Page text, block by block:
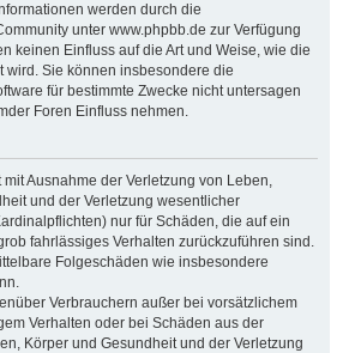
werden durch die
unter www.phpbb.de zur Verfügung
keinen Einfluss auf die Art und Weise, wie die
wird. Sie können insbesondere die
für bestimmte Zwecke nicht untersagen
Foren Einfluss nehmen.
Ausnahme der Verletzung von Leben,
und der Verletzung wesentlicher
nur für Schäden, die auf ein
fahrlässiges Verhalten zurückzuführen sind.
Folgeschäden wie insbesondere
Verbrauchern außer bei vorsätzlichem
Verhalten oder bei Schäden aus der
Körper und Gesundheit und der Verletzung